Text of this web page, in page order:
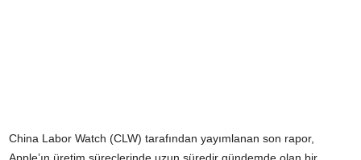
China Labor Watch (CLW) tarafından yayımlanan son rapor,